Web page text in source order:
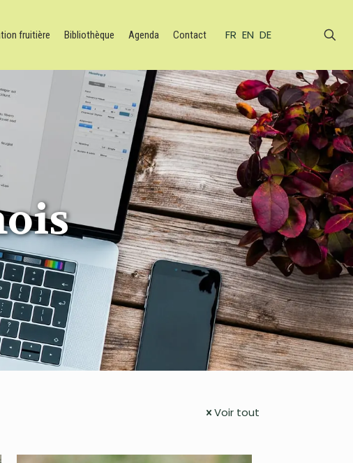
fruitière Bibliothèque Agenda Contact FR EN DE
Voir tout